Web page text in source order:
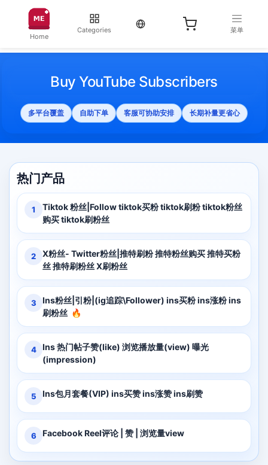
Home
Categories
当前语言：English
菜单
Buy YouTube Subscribers
多平台覆盖 自助下单 客服可协助安排 长期补量更省心
热门产品
1
Tiktok 粉丝|Follow tiktok买粉 tiktok刷粉 tiktok粉丝
购买 tiktok刷粉丝
2
X粉丝- Twitter粉丝|推特刷粉 推特粉丝购买 推特买粉
丝 推特刷粉丝 X刷粉丝
3
Ins粉丝|引粉|(ig追踪\Follower) ins买粉 ins涨粉 ins
刷粉丝 🔥
4
Ins 热门帖子赞(like) 浏览播放量(view) 曝光
(impression)
5 Ins包月套餐(VIP) ins买赞 ins涨赞 ins刷赞
6 Facebook Reel评论 | 赞 | 浏览量view